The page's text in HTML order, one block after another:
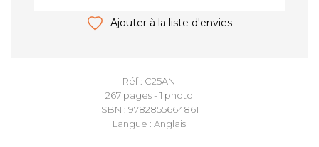
Réf : C25AN
267 pages - 1 photo
ISBN : 9782855664861
Langue : Anglais
Ajouter à la liste d'envies